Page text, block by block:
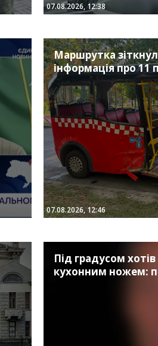
07.08.2026, 12:38
Маршрутка
інформація про 11
07.08.2026, 12:46
Під градусом
кухонним ножем: